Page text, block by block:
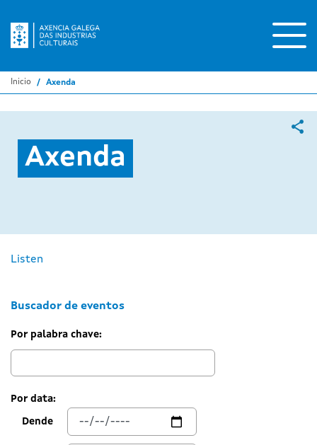
Inicio Axenda
Axenda
Listen
Buscador de eventos
Por palabra chave:
Por data:
Dende